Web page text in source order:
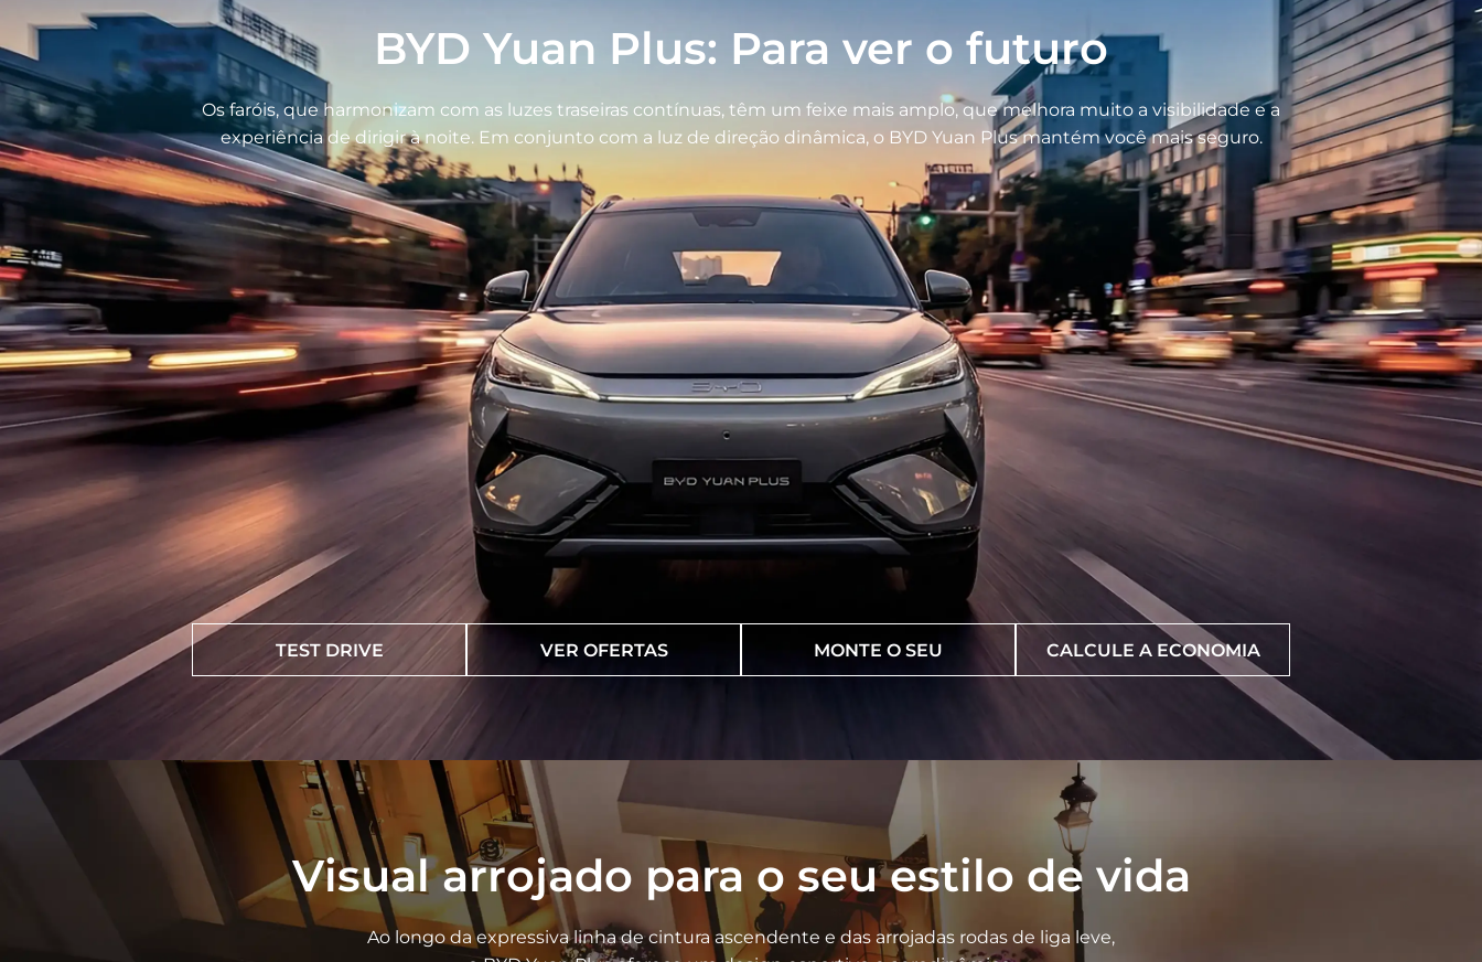
BYD Yuan Plus: Para ver o futuro
Os faróis, que harmonizam com as luzes traseiras contínuas, têm um feixe mais amplo, que melhora muito a visibilidade e a
experiência de dirigir à noite. Em conjunto com a luz de direção dinâmica, o BYD Yuan Plus mantém você mais seguro.
TEST DRIVE VER OFERTAS MONTE O SEU CALCULE A ECONOMIA
Visual arrojado para o seu estilo de vida
Ao longo da expressiva linha de cintura ascendente e das arrojadas rodas de liga leve,